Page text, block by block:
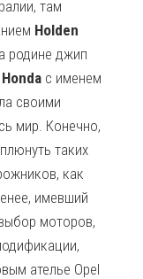
там
Holden
родине джип
Honda с именем
своими
мир. Конечно,
таких
как
имевший
моторов,
ателье Opel